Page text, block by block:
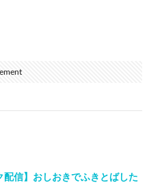
配信】おしおきでふきとばした